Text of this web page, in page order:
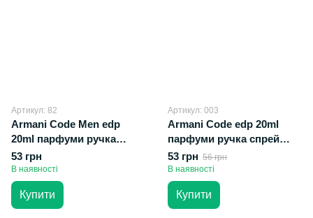
Артикул: 82
Armani Code Men edp
20ml парфуми ручка
спрей скло на блістері
53 грн
В наявності
Купити
Артикул: 003
Armani Code edp 20ml
парфуми ручка спрей
скло на блістері
53 грн 56 грн
В наявності
Купити